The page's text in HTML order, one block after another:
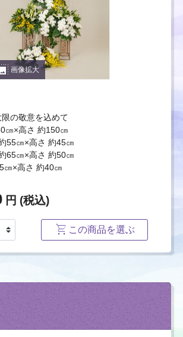
画像拡大
の敬意を込めて
㎝×高さ 約150㎝
55㎝×高さ 約45㎝
65㎝×高さ 約50㎝
㎝×高さ 約40㎝
円 (税込)
この商品を選ぶ